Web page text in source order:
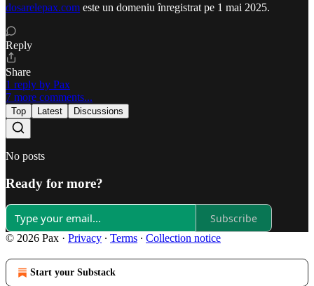
dosarelepax.com este un domeniu înregistrat pe 1 mai 2025.
Reply
Share
1 reply by Pax
7 more comments...
Top Latest Discussions
No posts
Ready for more?
Subscribe
© 2026 Pax · Privacy ∙ Terms ∙ Collection notice
Start your Substack